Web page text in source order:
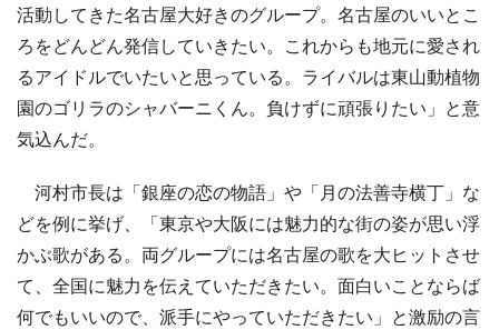
活動してきた名古屋大好きのグループ。名古屋のいいとこ
ろをどんどん発信していきたい。これからも地元に愛され
るアイドルでいたいと思っている。ライバルは東山動植物
園のゴリラのシャバーニくん。負けずに頑張りたい」と意
気込んだ。
河村市長は「銀座の恋の物語」や「月の法善寺横丁」な
どを例に挙げ、「東京や大阪には魅力的な街の姿が思い浮
かぶ歌がある。両グループには名古屋の歌を大ヒットさせ
て、全国に魅力を伝えていただきたい。面白いことならば
何でもいいので、派手にやっていただきたい」と激励の言